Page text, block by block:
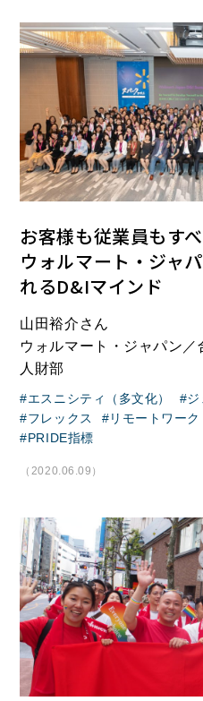
お客様も従業員もす
ウォルマート・ジャ
れるD&Iマインド
山田裕介さん
ウォルマート・ジャパン／
人財部
エスニシティ（多文化）
ジ
フレックス
リモートワーク
PRIDE指標
（2020.06.09）